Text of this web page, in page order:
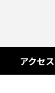
アクセス